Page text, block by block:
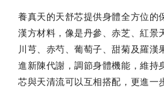
養真天的天舒芯提供身體全方位的
漢方材料，像是丹參、赤芝、紅景
川芎、赤芍、葡萄子、甜菊及羅漢
進新陳代謝，調節身體機能，維持
芯與天清流可以互相搭配，更進一